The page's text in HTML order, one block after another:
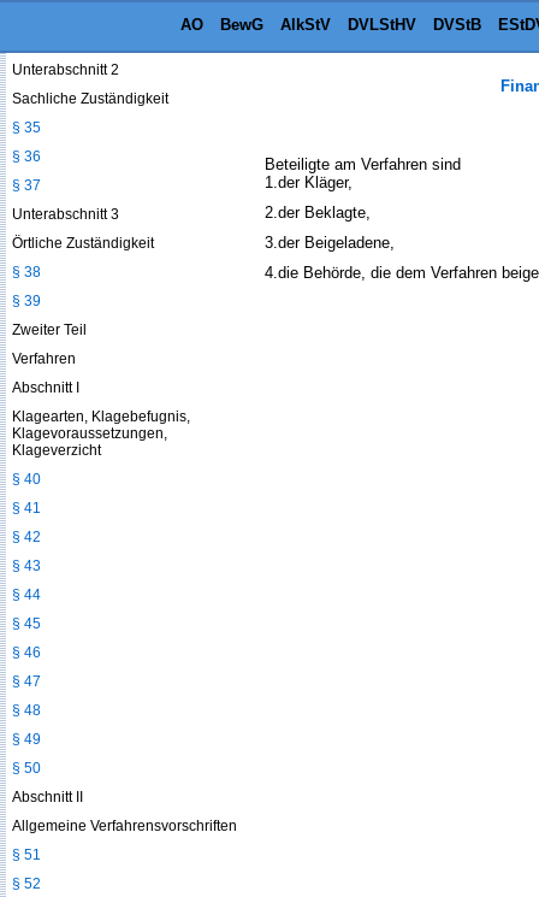
AO BewG AlkStV DVLStHV DVStB
Beteiligte am Verfahren sind
1.der Kläger,
2.der Beklagte,
3.der Beigeladene,
4.die Behörde, die dem Verfahren
Unterabschnitt 2
Sachliche Zuständigkeit
§ 35
§ 36
§ 37
Unterabschnitt 3
Örtliche Zuständigkeit
§ 38
§ 39
Zweiter Teil
Verfahren
Abschnitt I
Klagearten, Klagebefugnis,
Klagevoraussetzungen,
Klageverzicht
§ 40
§ 41
§ 42
§ 43
§ 44
§ 45
§ 46
§ 47
§ 48
§ 49
§ 50
Abschnitt II
Allgemeine Verfahrensvorschriften
§ 51
§ 52